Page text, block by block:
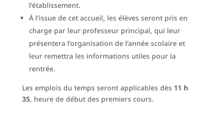
l’établissement.
À l’issue de cet accueil, les élèves seront pris en
charge par leur professeur principal, qui leur
présentera l’organisation de l’année scolaire et
leur remettra les informations utiles pour la
rentrée.
Les emplois du temps seront applicables dès 11 h
35, heure de début des premiers cours.